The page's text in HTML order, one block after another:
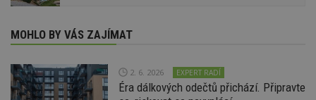
MOHLO BY VÁS ZAJÍMAT
2. 6. 2026 EXPERT RADÍ
Éra dálkových odečtů přichází. Připravte